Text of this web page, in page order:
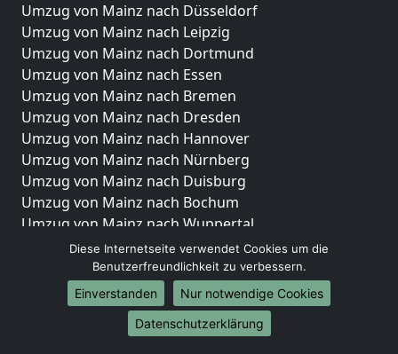
Umzug von Mainz nach Düsseldorf
Umzug von Mainz nach Leipzig
Umzug von Mainz nach Dortmund
Umzug von Mainz nach Essen
Umzug von Mainz nach Bremen
Umzug von Mainz nach Dresden
Umzug von Mainz nach Hannover
Umzug von Mainz nach Nürnberg
Umzug von Mainz nach Duisburg
Umzug von Mainz nach Bochum
Umzug von Mainz nach Wuppertal
Umzug von Mainz nach Bielefeld
Umzug von Mainz nach Bonn
Umzug von Mainz nach Münster
Internationale-Umzüge
Diese Internetseite verwendet Cookies um die
Benutzerfreundlichkeit zu verbessern.
Einverstanden
Nur notwendige Cookies
Datenschutzerklärung